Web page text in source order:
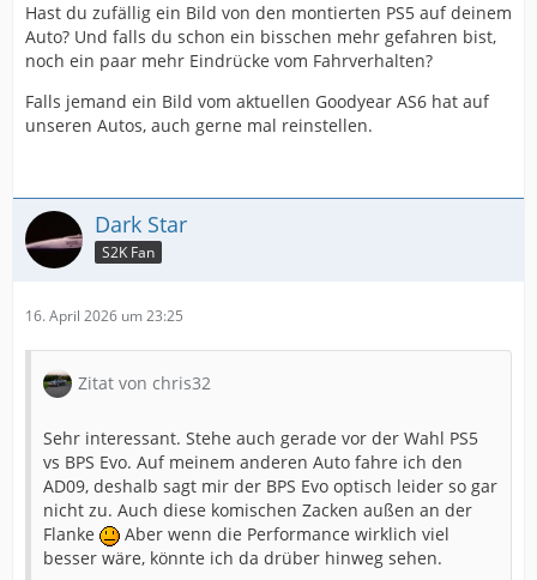
Hast du zufällig ein Bild von den montierten PS5 auf deinem
Auto? Und falls du schon ein bisschen mehr gefahren bist,
noch ein paar mehr Eindrücke vom Fahrverhalten?
Falls jemand ein Bild vom aktuellen Goodyear AS6 hat auf
unseren Autos, auch gerne mal reinstellen.
Dark Star
S2K Fan
16. April 2026 um 23:25
Zitat von chris32
Sehr interessant. Stehe auch gerade vor der Wahl PS5
vs BPS Evo. Auf meinem anderen Auto fahre ich den
AD09, deshalb sagt mir der BPS Evo optisch leider so gar
nicht zu. Auch diese komischen Zacken außen an der
Flanke
Aber wenn die Performance wirklich viel
besser wäre, könnte ich da drüber hinweg sehen.